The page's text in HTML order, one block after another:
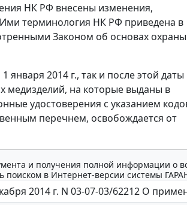
НК РФ внесены изменения,
Ими терминология НК РФ приведена в
Законом об основах охраны
января 2014 г., так и после этой даты
на которые выданы в
удостоверения с указанием
перечнем, освобождается от
и получения полной информации о
поиском в Интернет-версии системы